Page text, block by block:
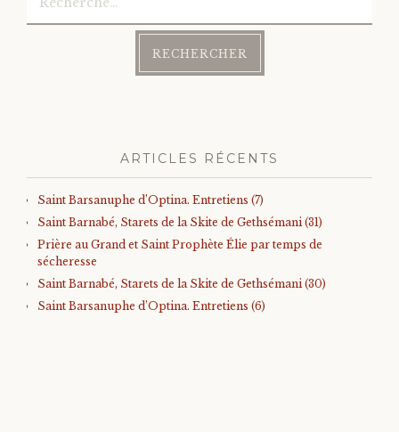
ARTICLES RÉCENTS
Saint Barsanuphe d’Optina. Entretiens (7)
Saint Barnabé, Starets de la Skite de Gethsémani (31)
Prière au Grand et Saint Prophète Élie par temps de
sécheresse
Saint Barnabé, Starets de la Skite de Gethsémani (30)
Saint Barsanuphe d’Optina. Entretiens (6)